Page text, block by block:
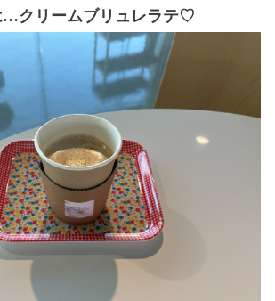
…クリームブリュレラテ♡